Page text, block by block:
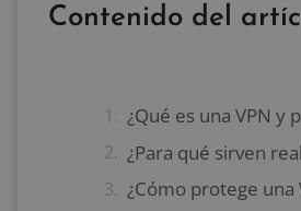
Contenido del
¿Para qué sirven